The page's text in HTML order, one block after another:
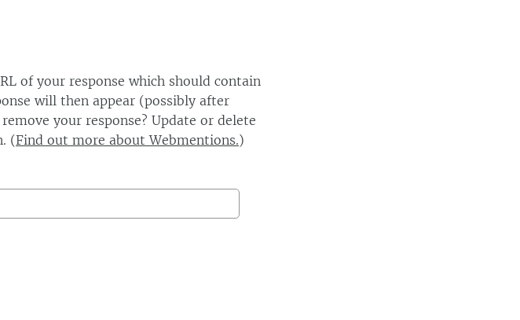
of your response which should contain
will then appear (possibly after
your response? Update or delete
(Find out more about Webmentions.)